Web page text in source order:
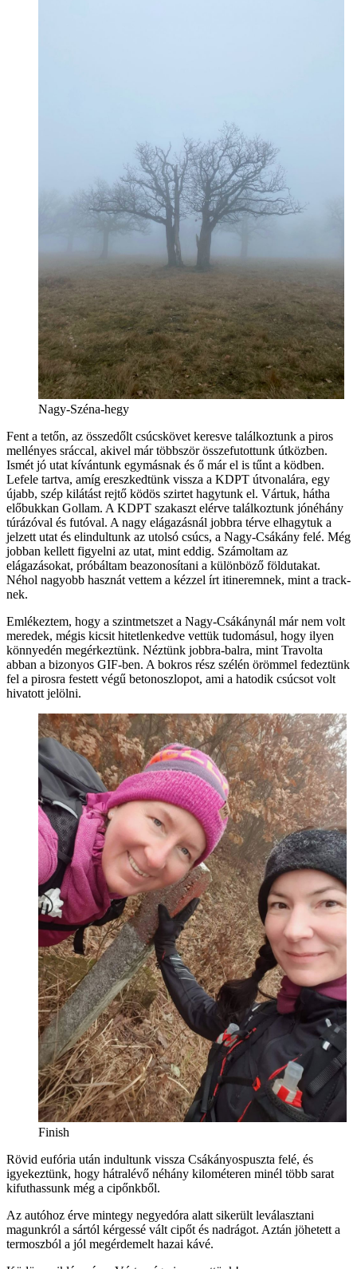
Nagy-Széna-hegy
Fent a tetőn, az összedőlt csúcskövet keresve találkoztunk a piros
mellényes sráccal, akivel már többször összefutottunk útközben.
Ismét jó utat kívántunk egymásnak és ő már el is tűnt a ködben.
Lefele tartva, amíg ereszkedtünk vissza a KDPT útvonalára, egy
újabb, szép kilátást rejtő ködös szirtet hagytunk el. Vártuk, hátha
előbukkan Gollam. A KDPT szakaszt elérve találkoztunk jónéhány
túrázóval és futóval. A nagy elágazásnál jobbra térve elhagytuk a
jelzett utat és elindultunk az utolsó csúcs, a Nagy-Csákány felé. Még
jobban kellett figyelni az utat, mint eddig. Számoltam az
elágazásokat, próbáltam beazonosítani a különböző földutakat.
Néhol nagyobb hasznát vettem a kézzel írt itineremnek, mint a track-
nek.
Emlékeztem, hogy a szintmetszet a Nagy-Csákánynál már nem volt
meredek, mégis kicsit hitetlenkedve vettük tudomásul, hogy ilyen
könnyedén megérkeztünk. Néztünk jobbra-balra, mint Travolta
abban a bizonyos GIF-ben. A bokros rész szélén örömmel fedeztünk
fel a pirosra festett végű betonoszlopot, ami a hatodik csúcsot volt
hivatott jelölni.
Finish
Rövid eufória után indultunk vissza Csákányospuszta felé, és
igyekeztünk, hogy hátralévő néhány kilométeren minél több sarat
kifuthassunk még a cipőnkből.
Az autóhoz érve mintegy negyedóra alatt sikerült leválasztani
magunkról a sártól kérgessé vált cipőt és nadrágot. Aztán jöhetett a
termoszból a jól megérdemelt hazai kávé.